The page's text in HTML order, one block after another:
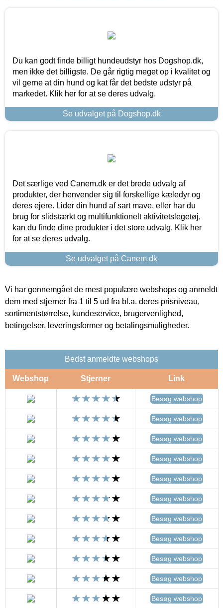
Du kan godt finde billigt hundeudstyr hos Dogshop.dk,
men ikke det billigste. De går rigtig meget op i kvalitet og
vil gerne at din hund og kat får det bedste udstyr på
markedet. Klik her for at se deres udvalg.
Se udvalget på Dogshop.dk
Det særlige ved Canem.dk er det brede udvalg af
produkter, der henvender sig til forskellige kæledyr og
deres ejere. Lider din hund af sart mave, eller har du
brug for slidstærkt og multifunktionelt aktivitetslegetøj,
kan du finde dine produkter i det store udvalg. Klik her
for at se deres udvalg.
Se udvalget på Canem.dk
Vi har gennemgået de mest populære webshops og anmeldt
dem med stjerner fra 1 til 5 ud fra bl.a. deres prisniveau,
sortimentstørrelse, kundeservice, brugervenlighed,
betingelser, leveringsformer og betalingsmuligheder.
Bedst anmeldte webshops
Webshop Stjerner Link
Besøg webshop
Besøg webshop
Besøg webshop
Besøg webshop
Besøg webshop
Besøg webshop
Besøg webshop
Besøg webshop
Besøg webshop
Besøg webshop
Besøg webshop